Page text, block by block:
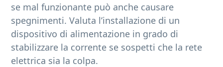
se mal funzionante può anche causare
spegnimenti. Valuta l’installazione di un
dispositivo di alimentazione in grado di
stabilizzare la corrente se sospetti che la rete
elettrica sia la colpa.